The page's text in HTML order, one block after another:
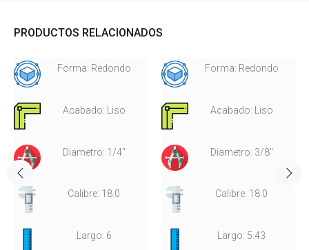
PRODUCTOS RELACIONADOS
Forma: Redondo
Acabado: Liso
Diametro: 1/4"
Calibre: 18.0
Largo: 6
Forma: Redondo
Acabado: Liso
Diametro: 3/8"
Calibre: 18.0
Largo: 5.43